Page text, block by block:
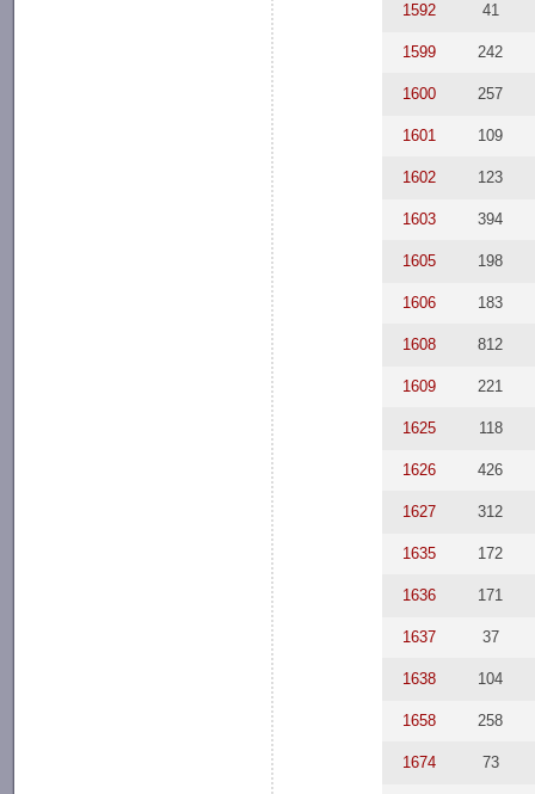
1592 41
1599 242
1600 257
1601 109
1602 123
1603 394
1605 198
1606 183
1608 812
1609 221
1625 118
1626 426
1627 312
1635 172
1636 171
1637 37
1638 104
1658 258
1674 73